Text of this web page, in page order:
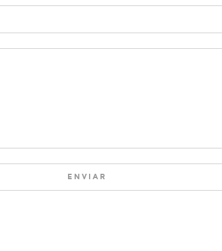
ENVIAR